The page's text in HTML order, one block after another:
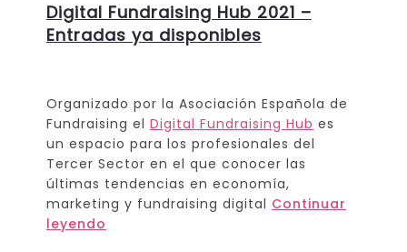
Digital Fundraising Hub 2021 –
Entradas ya disponibles
Organizado por la Asociación Española de
Fundraising el Digital Fundraising Hub es
un espacio para los profesionales del
Tercer Sector en el que conocer las
últimas tendencias en economía,
marketing y fundraising digital Continuar
leyendo